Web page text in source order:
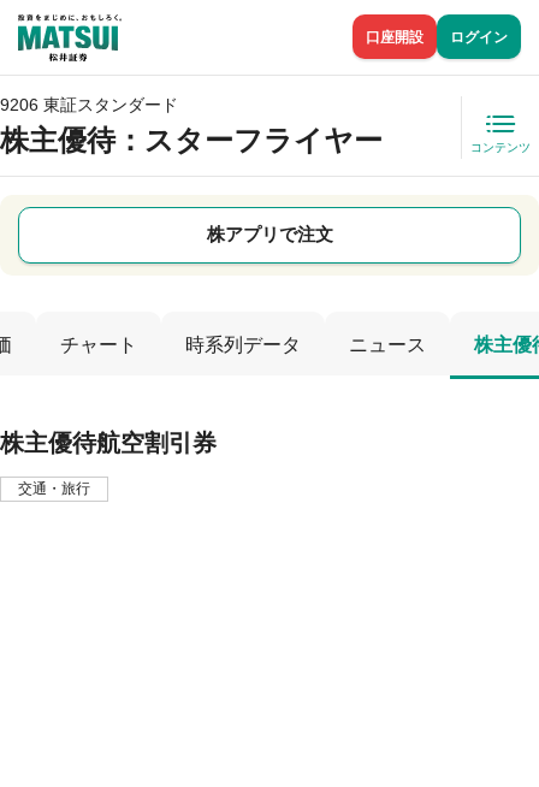
口座開設 ログイン
9206 東証スタンダード
株主優待：スターフライヤー コンテンツ
株アプリで注文
チャート 時系列データ ニュース 株主優
株主優待航空割引券
交通・旅行